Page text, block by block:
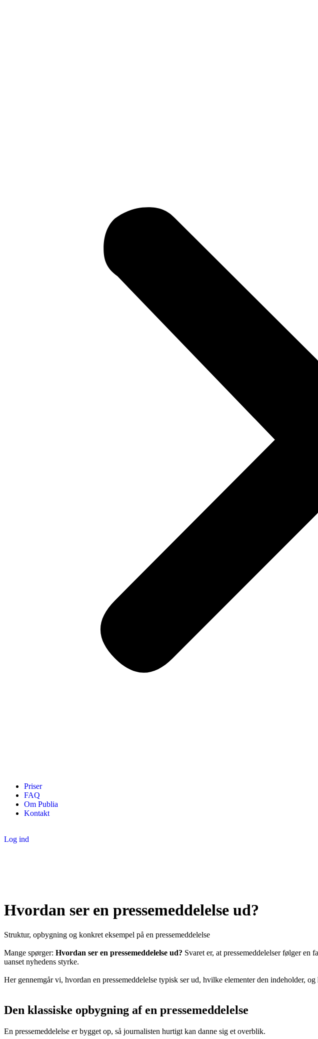
Priser
FAQ
Om Publia
Kontakt
Log ind
Hvordan ser en pressemeddelelse ud?
Struktur, opbygning og konkret eksempel på en pressemeddelelse
Mange spørger: Hvordan ser en pressemeddelelse ud? Svaret er, at pressemeddelelser følger
uanset nyhedens styrke.
Her gennemgår vi, hvordan en pressemeddelelse typisk ser ud, hvilke elementer den indeholder, og
Den klassiske opbygning af en pressemeddelelse
En pressemeddelelse er bygget op, så journalisten hurtigt kan danne sig et overblik.